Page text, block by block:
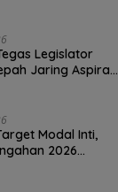
Legislator
Jaring Aspirasi
Modal Inti,
2026